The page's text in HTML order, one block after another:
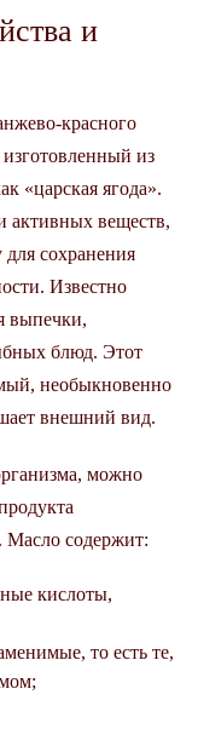
и
красного
из
«царская ягода».
активных веществ,
сохранения
Известно
выпечки,
блюд. Этот
необыкновенно
внешний вид.
можно
Масло содержит:
кислоты,
то есть те,